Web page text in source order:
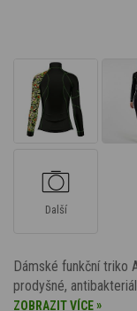
Další
Dámské funkční triko
prodyšné,
ZOBRAZIT VÍCE»